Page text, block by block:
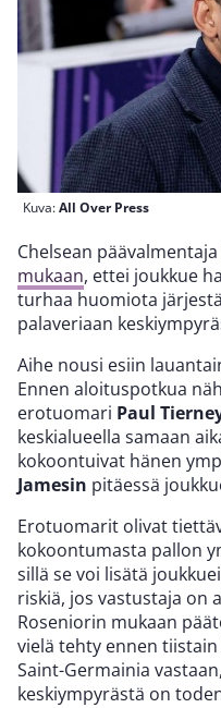
Kuva:All Over Press
Chelsean päävalmentaja
mukaan, ettei joukkue
turhaa huomiota
palaveriaan
Aihe nousi esiin
Ennen aloituspotkua
erotuomari Paul
keskialueella samaan
kokoontuivat hänen
Jamesin pitäessä
Erotuomarit olivat
kokoontumasta pallon
sillä se voi lisätä
riskiä, jos vastustaja on
Roseniorin mukaan
vielä tehty ennen
Saint-Germainia
keskiympyrästä on